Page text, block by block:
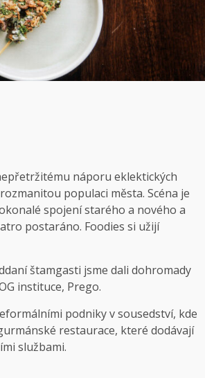
náporu eklektických
populaci města. Scéna je
spojení starého a nového a
postaráno. Foodies si užijí
štamgasti jsme dali dohromady
instituce, Prego.
podniky v sousedství, kde
restaurace, které dodávají
službami.